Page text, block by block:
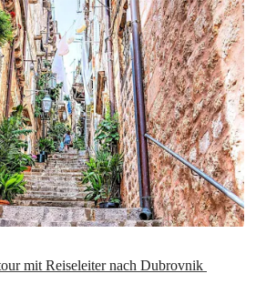
mit Reiseleiter nach Dubrovnik